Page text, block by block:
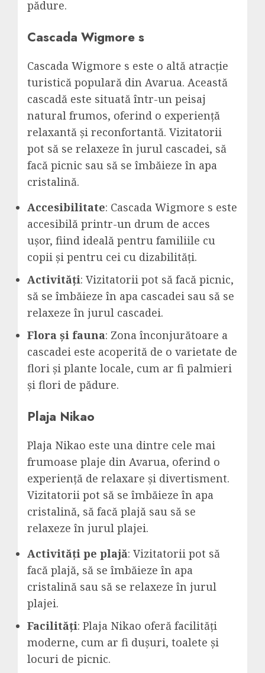
pădure.
Cascada Wigmore s
Cascada Wigmore s este o altă atracție
turistică populară din Avarua. Această
cascadă este situată într-un peisaj
natural frumos, oferind o experiență
relaxantă și reconfortantă. Vizitatorii
pot să se relaxeze în jurul cascadei, să
facă picnic sau să se îmbăieze în apa
cristalină.
Accesibilitate: Cascada Wigmore s este
accesibilă printr-un drum de acces
ușor, fiind ideală pentru familiile cu
copii și pentru cei cu dizabilități.
Activități: Vizitatorii pot să facă picnic,
să se îmbăieze în apa cascadei sau să se
relaxeze în jurul cascadei.
Flora și fauna: Zona înconjurătoare a
cascadei este acoperită de o varietate de
flori și plante locale, cum ar fi palmieri
și flori de pădure.
Plaja Nikao
Plaja Nikao este una dintre cele mai
frumoase plaje din Avarua, oferind o
experiență de relaxare și divertisment.
Vizitatorii pot să se îmbăieze în apa
cristalină, să facă plajă sau să se
relaxeze în jurul plajei.
Activități pe plajă: Vizitatorii pot să
facă plajă, să se îmbăieze în apa
cristalină sau să se relaxeze în jurul
plajei.
Facilități: Plaja Nikao oferă facilități
moderne, cum ar fi dușuri, toalete și
locuri de picnic.